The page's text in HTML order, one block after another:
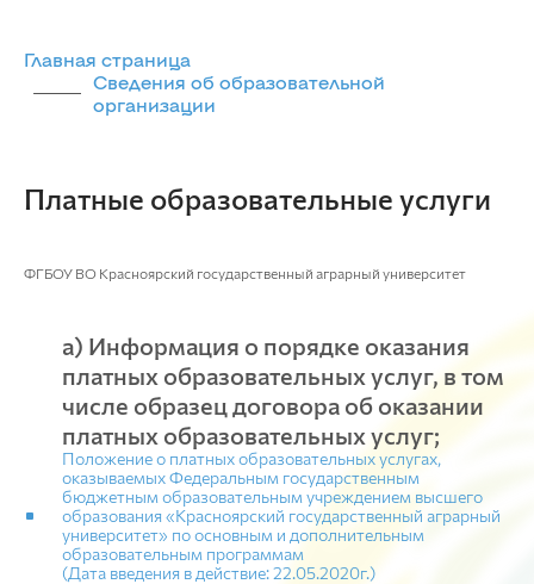
Главная страница
Сведения об образовательной
организации
Платные образовательные услуги
ФГБОУ ВО Красноярский государственный аграрный университет
а) Информация о порядке оказания
платных образовательных услуг, в том
числе образец договора об оказании
платных образовательных услуг;
Положение о платных образовательных услугах,
оказываемых Федеральным государственным
бюджетным образовательным учреждением высшего
образования «Красноярский государственный аграрный
университет» по основным и дополнительным
образовательным программам
(Дата введения в действие: 22.05.2020г.)